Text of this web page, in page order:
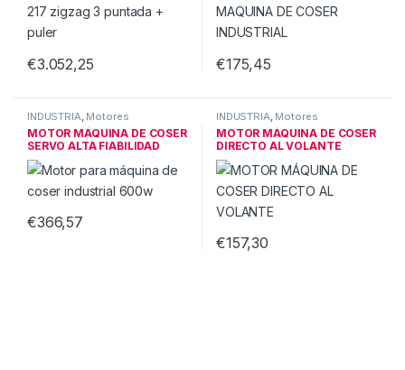
€3.052,25 €175,45
INDUSTRIA, Motores
industriales
MOTOR MÁQUINA DE COSER
SERVO ALTA FIABILIDAD
600W
€366,57
INDUSTRIA, Motores
industriales
MOTOR MÁQUINA DE COSER
DIRECTO AL VOLANTE
€157,30